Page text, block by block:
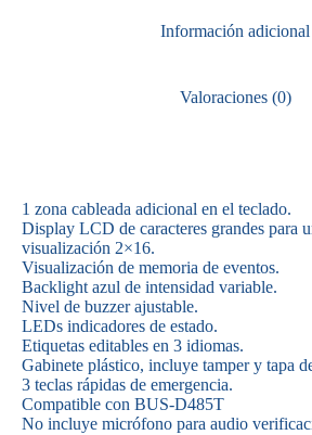
Información adicional
Valoraciones (0)
1 zona cableada adicional en el teclado.
Display LCD de caracteres grandes para
visualización 2×16.
Visualización de memoria de eventos.
Backlight azul de intensidad variable.
Nivel de buzzer ajustable.
LEDs indicadores de estado.
Etiquetas editables en 3 idiomas.
Gabinete plástico, incluye tamper y tapa
3 teclas rápidas de emergencia.
Compatible con BUS-D485T
No incluye micrófono para audio